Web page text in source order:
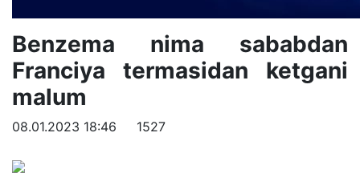
Benzema nima sababdan
Franciya termasidan ketgani
malum
08.01.2023 18:46 1527